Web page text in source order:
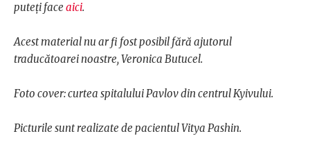
puteți face aici.
Acest material nu ar fi fost posibil fără ajutorul
traducătoarei noastre, Veronica Butucel.
Foto cover: curtea spitalului Pavlov din centrul Kyivului.
Picturile sunt realizate de pacientul Vitya Pashin.